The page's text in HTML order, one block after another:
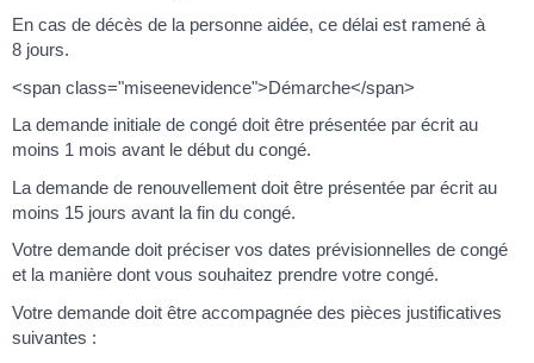
En cas de décès de la personne aidée, ce délai est ramené à
8 jours.
<span class="miseenevidence">Démarche</span>
La demande initiale de congé doit être présentée par écrit au
moins 1 mois avant le début du congé.
La demande de renouvellement doit être présentée par écrit au
moins 15 jours avant la fin du congé.
Votre demande doit préciser vos dates prévisionnelles de congé
et la manière dont vous souhaitez prendre votre congé.
Votre demande doit être accompagnée des pièces justificatives
suivantes :